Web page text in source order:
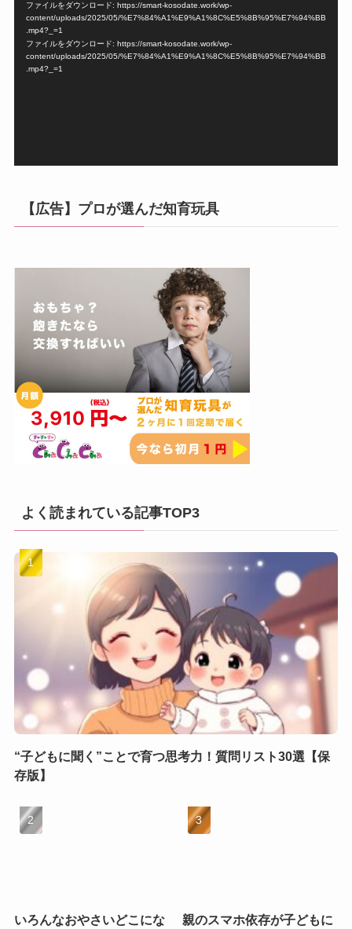
ファイルをダウンロード: https://smart-kosodate.work/wp-
content/uploads/2025/05/%E7%84%A1%E9%A1%8C%E5%8B%95%E7%94%BB
.mp4?_=1
ファイルをダウンロード: https://smart-kosodate.work/wp-
content/uploads/2025/05/%E7%84%A1%E9%A1%8C%E5%8B%95%E7%94%BB
.mp4?_=1
【広告】プロが選んだ知育玩具
よく読まれている記事TOP3
“子どもに聞く”ことで育つ思考力！質問リスト30選【保
存版】
いろんなおやさいどこにな
親のスマホ依存が子どもに